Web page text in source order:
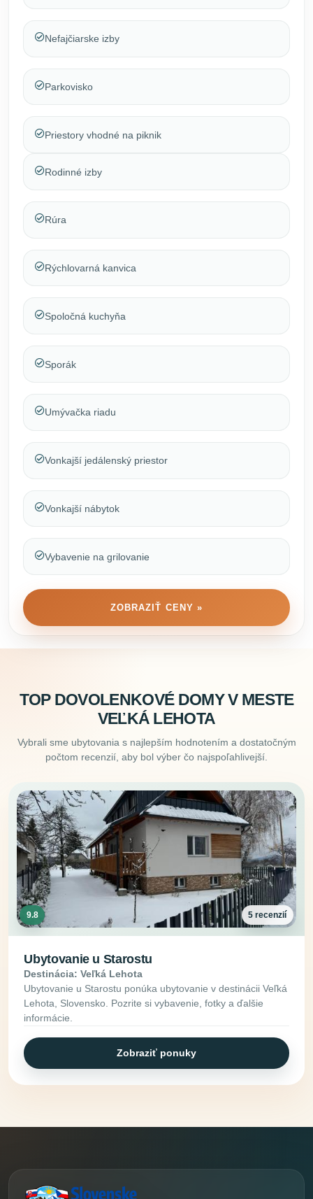
Nefajčiarske izby
Parkovisko
Priestory vhodné na piknik
Rodinné izby
Rúra
Rýchlovarná kanvica
Spoločná kuchyňa
Sporák
Umývačka riadu
Vonkajší jedálenský priestor
Vonkajší nábytok
Vybavenie na grilovanie
ZOBRAZIŤ CENY »
TOP DOVOLENKOVÉ DOMY V MESTE
VEĽKÁ LEHOTA
Vybrali sme ubytovania s najlepším hodnotením a dostatočným
počtom recenzií, aby bol výber čo najspoľahlivejší.
9.8 5 recenzií
Ubytovanie u Starostu
Destinácia: Veľká Lehota
Ubytovanie u Starostu ponúka ubytovanie v destinácii Veľká
Lehota, Slovensko. Pozrite si vybavenie, fotky a ďalšie
informácie.
Zobraziť ponuky